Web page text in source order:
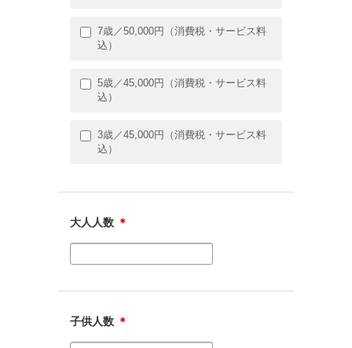
7歳／50,000円（消費税・サービス料
込）
5歳／45,000円（消費税・サービス料
込）
3歳／45,000円（消費税・サービス料
込）
大人人数 ＊
子供人数 ＊